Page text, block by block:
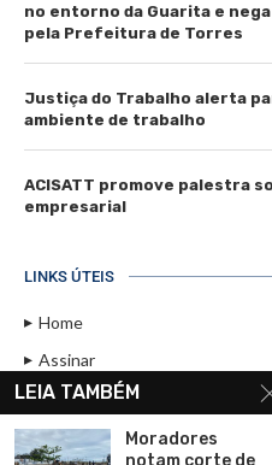
no entorno da Guarita e
pela Prefeitura de Torres
Justiça do Trabalho alerta
ambiente de trabalho
ACISATT promove palestra
empresarial
LINKS ÚTEIS
Home
Assinar
Contato
Política de Privacidade
LEIA TAMBÉM
Moradores
notam corte de